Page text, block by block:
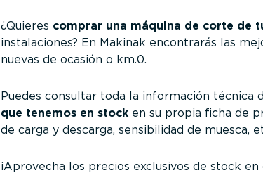
¿Quieres comprar una máquina de corte de
instalaciones? En Makinak encontrarás las
nuevas de ocasión o km.0.
Puedes consultar toda la información técnica
que tenemos en stock en su propia ficha de
de carga y descarga, sensibilidad de muesca,
¡Aprovecha los precios exclusivos de stock en